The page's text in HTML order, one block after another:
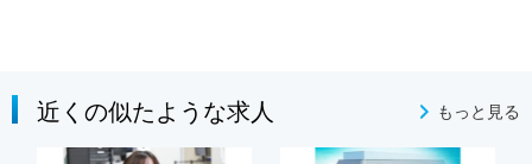
近くの似たような求人 もっと見る